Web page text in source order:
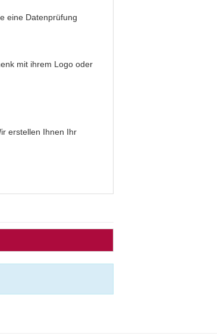
eine Datenprüfung
mit ihrem Logo oder
erstellen Ihnen Ihr